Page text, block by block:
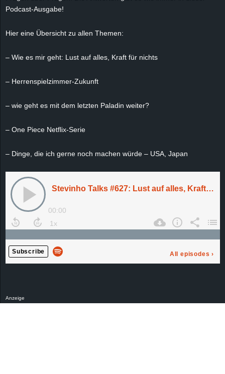
Podcast-Ausgabe!
Hier eine Übersicht zu allen Themen:
– Wie es mir geht: Lust auf alles, Kraft für nichts
– Herrenspielzimmer-Zukunft
– wie geht es mit dem letzten Paladin weiter?
– One Piece Netflix-Serie
– Dinge, die ich gerne noch machen würde – USA, Japan
Anzeige